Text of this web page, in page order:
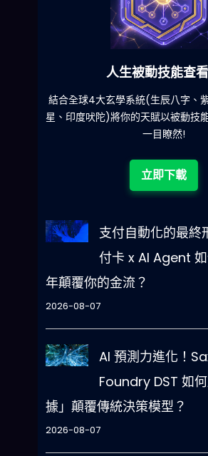
六合彩發達神
減少超過500萬個低概率中獎組
立即下載
支付自動化的最終
付卡 x AI Agent
年顛覆你的金流？
2026-08-07
AI 預測力進化！
Foundry DST 如
據」顛覆傳統決策模型？
2026-08-07